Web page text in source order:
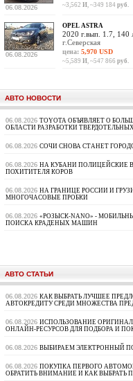
06.08.2026 ~3,562 И, ~349 184 руб.
06.08.2026
OPEL ASTRA
2020 г.вып. 1.7, 140
г.Северская
цена: 5,970 USD
~5,589 И, ~547 866 руб.
АВТО НОВОСТИ
06.08.2026 TOYOTA ОБЪЯВЛЯЕТ О
ОБЛАСТИ РАЗРАБОТКИ
06.08.2026 СОЧИ СНОВА СТАНЕТ
06.08.2026 НА КУБАНИ ПОЛИЦЕЙСКИЕ
ПОХИТИТЕЛЯ КОРОВ
06.08.2026 НА ГРАНИЦЕ РОССИИ И
МНОГОЧАСОВЫЕ ПРОБКИ
06.08.2026 «РОЗЫСК-NANO» -
ПОИСКА КРАДЕНЫХ МАШИН
АВТО СТАТЬИ
06.08.2026 КАК ВЫБРАТЬ ЛУЧШЕЕ
АВТОКРЕДИТУ СРЕДИ МНОЖЕСТВА
06.08.2026 ИСПОЛЬЗОВАНИЕ
ОНЛАЙН-РЕСУРСОВ ДЛЯ ПОДБОРА И
06.08.2026 ВЫБИРАЕМ ЭЛЕКТРОННЫЙ
06.08.2026 ПОКУПКА ПЕРВОГО
ОБРАТИТЬ ВНИМАНИЕ И КАК ВЫБРАТЬ